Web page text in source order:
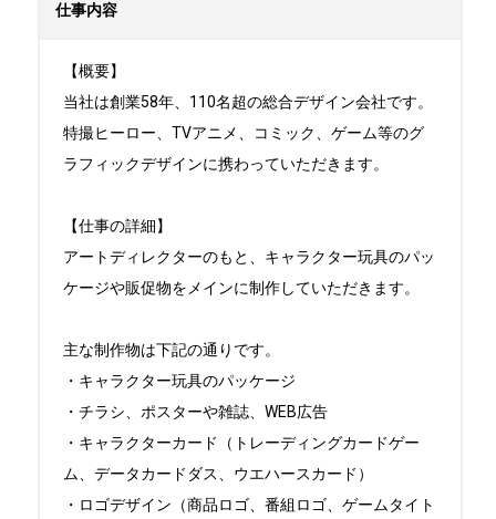
仕事内容
【概要】
当社は創業58年、110名超の総合デザイン会社です。
特撮ヒーロー、TVアニメ、コミック、ゲーム等のグ
ラフィックデザインに携わっていただきます。
【仕事の詳細】
アートディレクターのもと、キャラクター玩具のパッ
ケージや販促物をメインに制作していただきます。
主な制作物は下記の通りです。
・キャラクター玩具のパッケージ
・チラシ、ポスターや雑誌、WEB広告
・キャラクターカード（トレーディングカードゲー
ム、データカードダス、ウエハースカード）
・ロゴデザイン（商品ロゴ、番組ロゴ、ゲームタイト